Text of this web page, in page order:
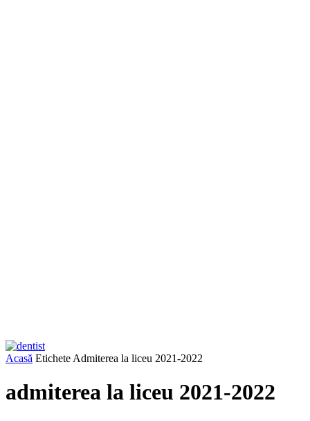
Acasă Etichete Admiterea la liceu 2021-2022
admiterea la liceu 2021-2022